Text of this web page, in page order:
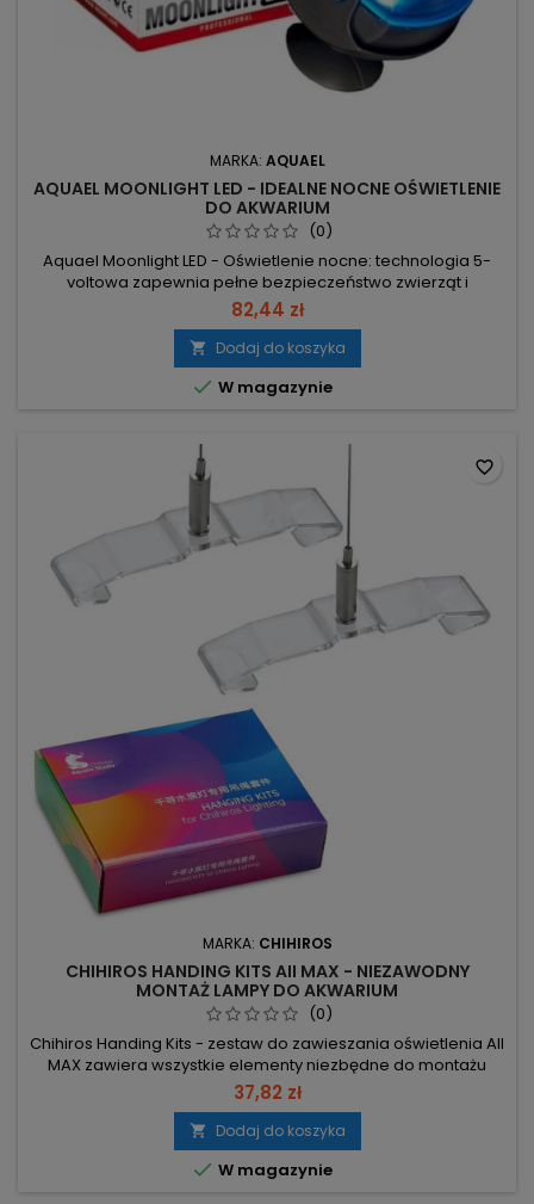
MARKA: AQUAEL
AQUAEL MOONLIGHT LED - IDEALNE NOCNE OŚWIETLENIE
DO AKWARIUM
(0)
Aquael Moonlight LED - Oświetlenie nocne: technologia 5-
voltowa zapewnia pełne bezpieczeństwo zwierząt i
opiekuna oraz emituje niebieskie światło imitujące poświatę
księżyca. 1W – minimalne zużycie energii przy stałym nocnym
doświetleniu akwarium. Niebieskie światło – imitacja
księżycowej poświaty, sprzyja żerowaniu nocnych gatunków i
może stymulować...
82,44 zł
 Dodaj do koszyka
 W magazynie
MARKA: CHIHIROS
CHIHIROS HANDING KITS AII MAX - NIEZAWODNY
MONTAŻ LAMPY DO AKWARIUM
(0)
Chihiros Handing Kits - zestaw do zawieszania oświetlenia AII
MAX zawiera wszystkie elementy niezbędne do montażu
lampy nad akwarium. Długość linki: 2 m – umożliwia
zawieszenie lampy na suficie lub półce nad akwarium.
Kompletny zestaw – zawiera wszystkie potrzebne elementy,
montaż bez konieczności dokupowania części. Dedykowany
dla AII MAX –...
37,82 zł
 Dodaj do koszyka
 W magazynie
favorite_border